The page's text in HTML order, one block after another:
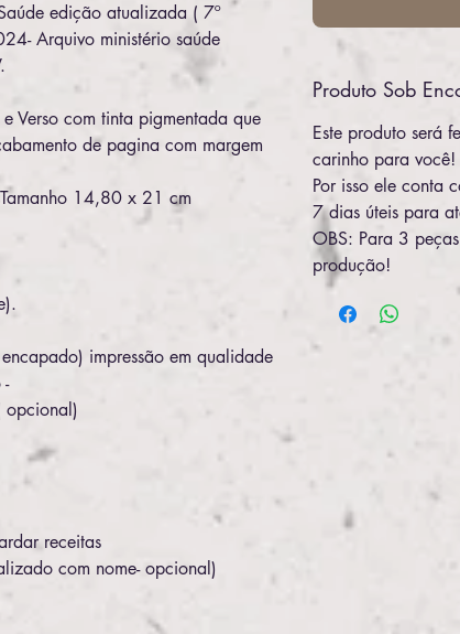
edição atualizada ( 7º
Arquivo ministério saúde
Verso com tinta pigmentada que
de pagina com margem
14,80 x 21 cm
impressão em qualidade
opcional)
receitas
com nome- opcional)
Produto Sob
Este produto será
carinho para você!
Por isso ele conta
7 dias úteis para
OBS: Para 3
produção!